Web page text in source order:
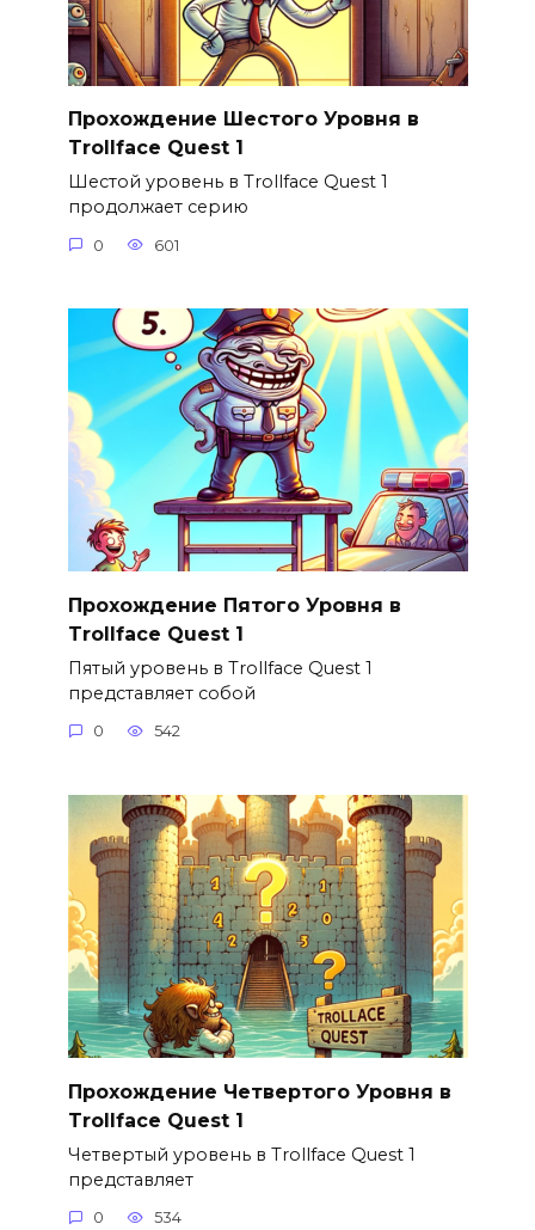
Прохождение Шестого Уровня в
Trollface Quest 1
Шестой уровень в Trollface Quest 1
продолжает серию
0 601
Прохождение Пятого Уровня в
Trollface Quest 1
Пятый уровень в Trollface Quest 1
представляет собой
0 542
Прохождение Четвертого Уровня в
Trollface Quest 1
Четвертый уровень в Trollface Quest 1
представляет
0 534